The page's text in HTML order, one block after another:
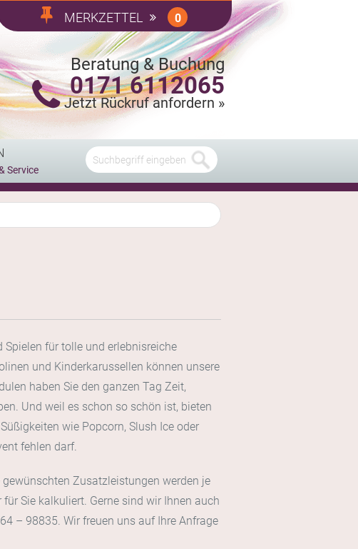
MERKZETTEL 0
Beratung & Buchung
0171 6112065
Jetzt Rückruf anfordern »
Service
Spielen für tolle und erlebnisreiche
und Kinderkarussellen können unsere
haben Sie den ganzen Tag Zeit,
Und weil es schon so schön ist, bieten
wie Popcorn, Slush Ice oder
fehlen darf.
Zusatzleistungen werden je
Sie kalkuliert. Gerne sind wir Ihnen auch
– 98835. Wir freuen uns auf Ihre Anfrage